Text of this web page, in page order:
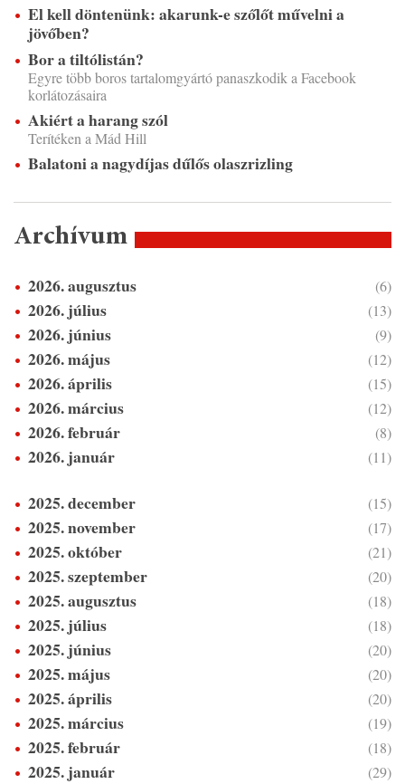
El kell döntenünk: akarunk-e szőlőt művelni a
jövőben?
Bor a tiltólistán?
Egyre több boros tartalomgyártó panaszkodik a Facebook
korlátozásaira
Akiért a harang szól
Terítéken a Mád Hill
Balatoni a nagydíjas dűlős olaszrizling
Archívum
2026. augusztus (6)
2026. július (13)
2026. június (9)
2026. május (12)
2026. április (15)
2026. március (12)
2026. február (8)
2026. január (11)
2025. december (15)
2025. november (17)
2025. október (21)
2025. szeptember (20)
2025. augusztus (18)
2025. július (18)
2025. június (20)
2025. május (20)
2025. április (20)
2025. március (19)
2025. február (18)
2025. január (29)